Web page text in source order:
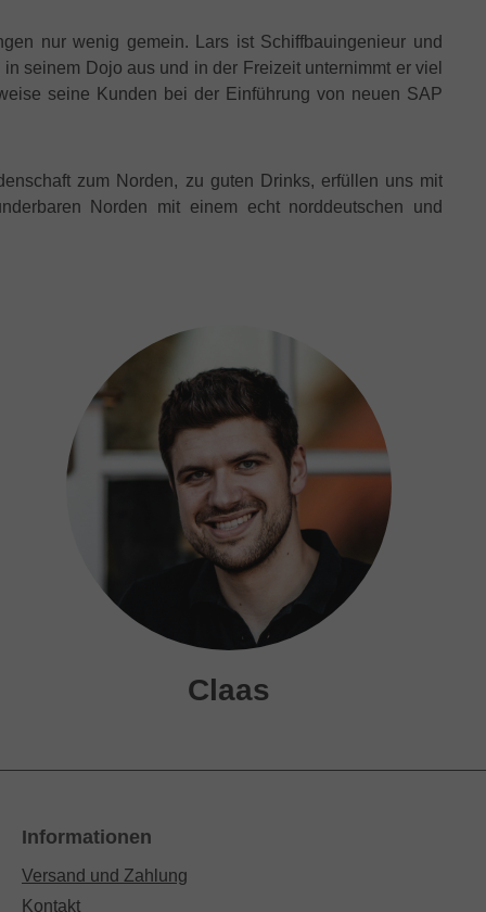
nur wenig gemein. Lars ist Schiffbauingenieur und
seinem Dojo aus und in der Freizeit unternimmt er viel
seine Kunden bei der Einführung von neuen SAP
zum Norden, zu guten Drinks, erfüllen uns mit
Norden mit einem echt norddeutschen und
Claas
Informationen
Versand und Zahlung
Kontakt